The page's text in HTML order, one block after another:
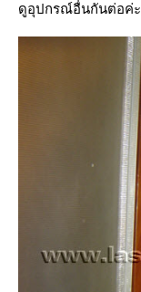
ดูอุปกรณ์อื่นกันต่อค่ะ